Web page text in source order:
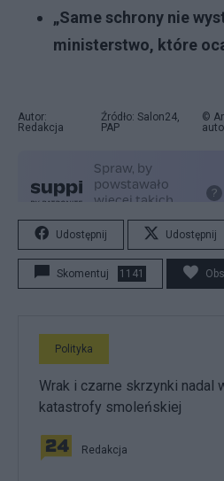
„Same schrony nie
ministerstwo, które
Autor:
Redakcja
Źródło: Salon24,
PAP
©
Udostępnij Udostępnij
Skomentuj 1141
Polityka
Wrak i czarne skrzynki nadal
katastrofy smoleńskiej
Redakcja